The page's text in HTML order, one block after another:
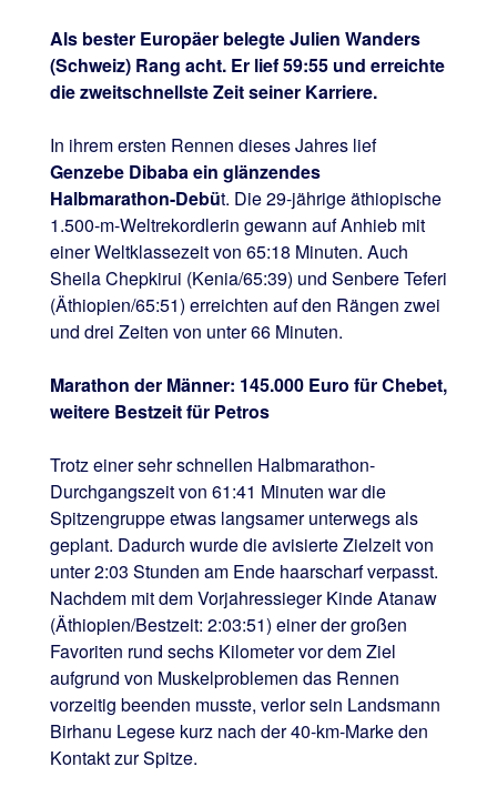
Als bester Europäer belegte Julien Wanders
(Schweiz) Rang acht. Er lief 59:55 und erreichte
die zweitschnellste Zeit seiner Karriere.
In ihrem ersten Rennen dieses Jahres lief
Genzebe Dibaba ein glänzendes
Halbmarathon-Debüt. Die 29-jährige äthiopische
1.500-m-Weltrekordlerin gewann auf Anhieb mit
einer Weltklassezeit von 65:18 Minuten. Auch
Sheila Chepkirui (Kenia/65:39) und Senbere Teferi
(Äthiopien/65:51) erreichten auf den Rängen zwei
und drei Zeiten von unter 66 Minuten.
Marathon der Männer: 145.000 Euro für Chebet,
weitere Bestzeit für Petros
Trotz einer sehr schnellen Halbmarathon-
Durchgangszeit von 61:41 Minuten war die
Spitzengruppe etwas langsamer unterwegs als
geplant. Dadurch wurde die avisierte Zielzeit von
unter 2:03 Stunden am Ende haarscharf verpasst.
Nachdem mit dem Vorjahressieger Kinde Atanaw
(Äthiopien/Bestzeit: 2:03:51) einer der großen
Favoriten rund sechs Kilometer vor dem Ziel
aufgrund von Muskelproblemen das Rennen
vorzeitig beenden musste, verlor sein Landsmann
Birhanu Legese kurz nach der 40-km-Marke den
Kontakt zur Spitze.